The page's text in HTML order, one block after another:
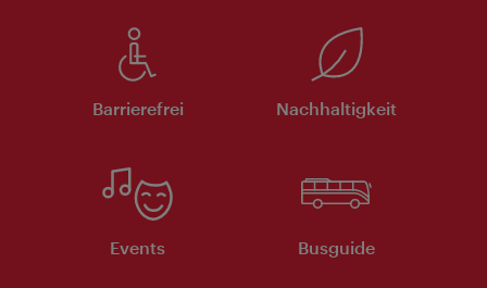
Barrierefrei Nachhaltigkeit
Events Busguide